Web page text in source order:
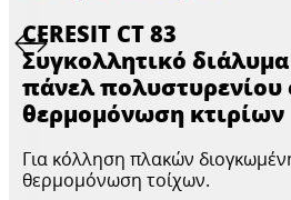
CERESIT CT 83
Συγκολλητικό
πάνελ πολυστυρενίου
θερμομόνωση κτιρίων
Για κόλληση πλακών
θερμομόνωση τοίχων.